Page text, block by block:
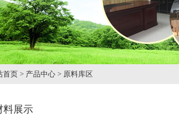
首页 > 产品中心 > 原料库区
料展示